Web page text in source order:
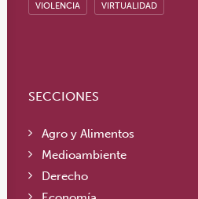
VIOLENCIA VIRTUALIDAD
SECCIONES
Agro y Alimentos
Medioambiente
Derecho